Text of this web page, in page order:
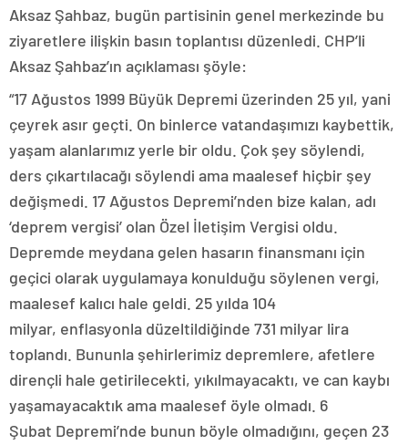
Aksaz Şahbaz, bugün partisinin genel merkezinde bu
ziyaretlere ilişkin basın toplantısı düzenledi. CHP’li
Aksaz Şahbaz’ın açıklaması şöyle:
“17 Ağustos 1999 Büyük Depremi üzerinden 25 yıl, yani
çeyrek asır geçti. On binlerce vatandaşımızı kaybettik,
yaşam alanlarımız yerle bir oldu. Çok şey söylendi,
ders çıkartılacağı söylendi ama maalesef hiçbir şey
değişmedi. 17 Ağustos Depremi’nden bize kalan, adı
‘deprem vergisi’ olan Özel İletişim Vergisi oldu.
Depremde meydana gelen hasarın finansmanı için
geçici olarak uygulamaya konulduğu söylenen vergi,
maalesef kalıcı hale geldi. 25 yılda 104
milyar, enflasyonla düzeltildiğinde 731 milyar lira
toplandı. Bununla şehirlerimiz depremlere, afetlere
dirençli hale getirilecekti, yıkılmayacaktı, ve can kaybı
yaşamayacaktık ama maalesef öyle olmadı. 6
Şubat Depremi’nde bunun böyle olmadığını, geçen 23